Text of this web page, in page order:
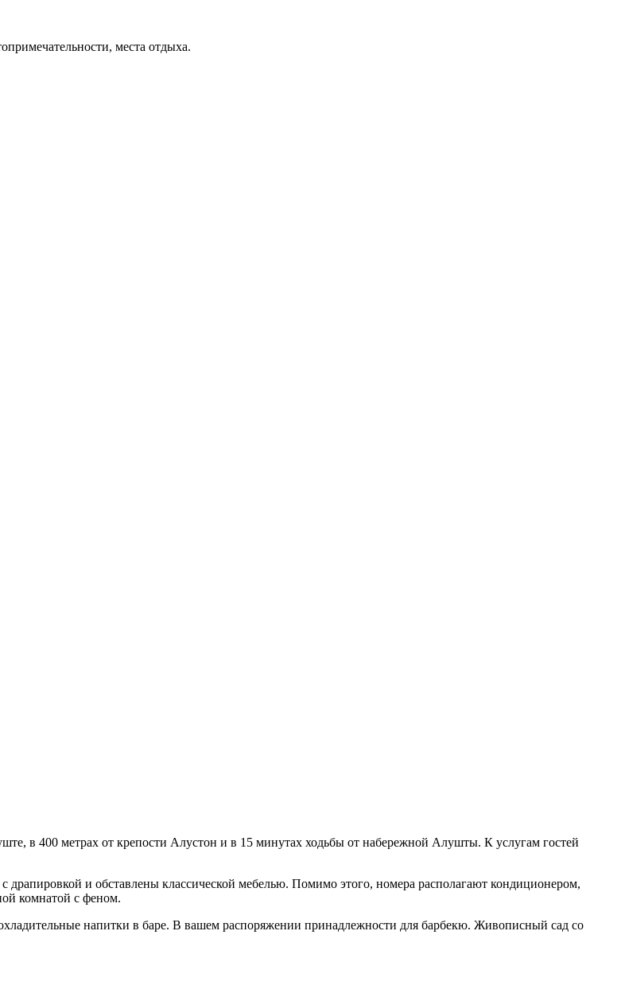
места отдыха.
в 400 метрах от крепости Алустон и в 15 минутах ходьбы от набережной Алушты. К услугам гостей
и обставлены классической мебелью. Помимо этого, номера располагают кондиционером,
комнатой с феном.
напитки в баре. В вашем распоряжении принадлежности для барбекю. Живописный сад со